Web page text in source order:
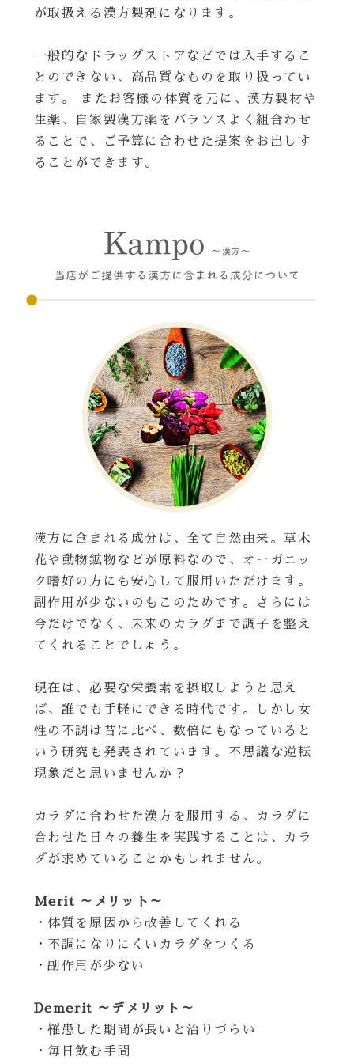
が取扱える漢方製剤になります。
一般的なドラッグストアなどでは入手するこ
とのできない、高品質なものを取り扱ってい
ます。 またお客様の体質を元に、漢方製材や
生薬、自家製漢方薬をバランスよく組合わせ
ることで、ご予算に合わせた提案をお出しす
ることができます。
漢方に含まれる成分は、全て自然由来。草木
花や動物鉱物などが原料なので、オーガニッ
ク嗜好の方にも安心して服用いただけます。
副作用が少ないのもこのためです。さらには
今だけでなく、未来のカラダまで調子を整え
てくれることでしょう。
現在は、必要な栄養素を摂取しようと思え
ば、誰でも手軽にできる時代です。しかし女
性の不調は昔に比べ、数倍にもなっていると
いう研究も発表されています。不思議な逆転
現象だと思いませんか？
カラダに合わせた漢方を服用する、カラダに
合わせた日々の養生を実践することは、カラ
ダが求めていることかもしれません。
Merit ～メリット～
・体質を原因から改善してくれる
・不調になりにくいカラダをつくる
・副作用が少ない
Demerit ～デメリット～
・罹患した期間が長いと治りづらい
・毎日飲む手間